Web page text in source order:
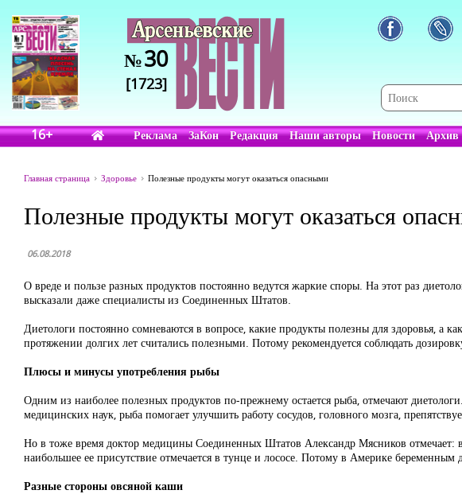
№30
[1723]
16+ Реклама ЗаКон Редакция Наши авторы Новости Архив
Главная страница Здоровье Полезные продукты могут оказаться опасными
Полезные продукты могут оказаться
06.08.2018
О вреде и пользе разных продуктов постоянно ведутся жаркие споры. На этот раз
высказали даже специалисты из Соединенных Штатов.
Диетологи постоянно сомневаются в вопросе, какие продукты полезны для здоровья, а
протяжении долгих лет считались полезными. Потому рекомендуется соблюдать
Плюсы и минусы употребления рыбы
Одним из наиболее полезных продуктов по-прежнему остается рыба, отмечают
медицинских наук, рыба помогает улучшить работу сосудов, головного мозга,
Но в тоже время доктор медицины Соединенных Штатов Александр Мясников
наибольшее ее присутствие отмечается в тунце и лососе. Потому в Америке
Разные стороны овсяной каши